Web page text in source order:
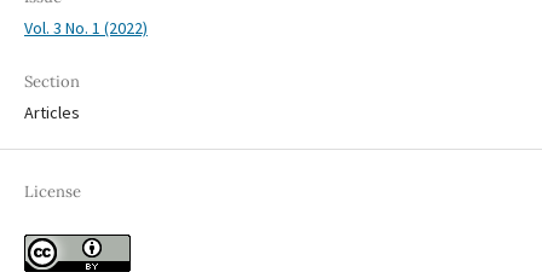
Vol. 3 No. 1 (2022)
Section
Articles
License